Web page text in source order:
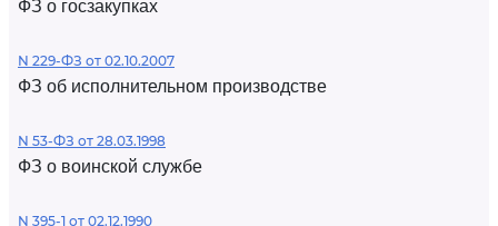
ФЗ о госзакупках
N 229-ФЗ от 02.10.2007
ФЗ об исполнительном производстве
N 53-ФЗ от 28.03.1998
ФЗ о воинской службе
N 395-1 от 02.12.1990